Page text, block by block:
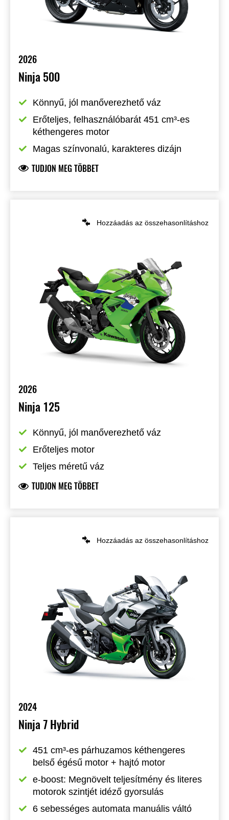
2026
Ninja 500
Könnyű, jól manőverezhető váz
Erőteljes, felhasználóbarát 451 cm³-es
kéthengeres motor
Magas színvonalú, karakteres dizájn
TUDJON MEG TÖBBET
Hozzáadás az összehasonlításhoz
2026
Ninja 125
Könnyű, jól manőverezhető váz
Erőteljes motor
Teljes méretű váz
TUDJON MEG TÖBBET
Hozzáadás az összehasonlításhoz
2024
Ninja 7 Hybrid
451 cm³-es párhuzamos kéthengeres
belső égésű motor + hajtó motor
e-boost: Megnövelt teljesítmény és literes
motorok szintjét idéző gyorsulás
6 sebességes automata manuális váltó